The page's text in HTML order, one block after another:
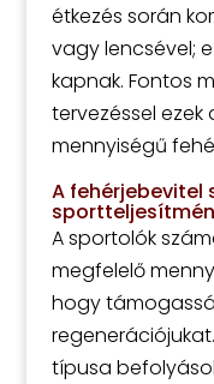
étkezés során
vagy lencsével;
kapnak. Fontos
tervezéssel ezek
mennyiségű
A fehérjebevitel
A sportolók
megfelelő
hogy
típusa